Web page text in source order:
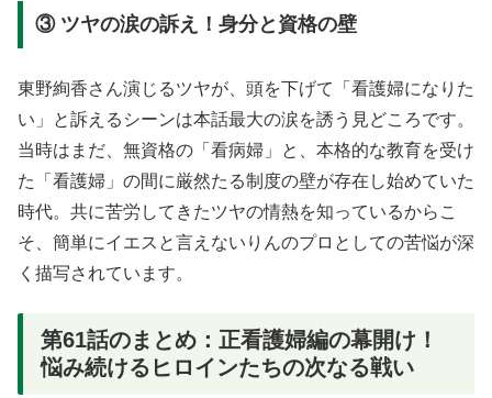
③ ツヤの涙の訴え！身分と資格の壁
東野絢香さん演じるツヤが、頭を下げて「看護婦になりた
い」と訴えるシーンは本話最大の涙を誘う見どころです。
当時はまだ、無資格の「看病婦」と、本格的な教育を受け
た「看護婦」の間に厳然たる制度の壁が存在し始めていた
時代。共に苦労してきたツヤの情熱を知っているからこ
そ、簡単にイエスと言えないりんのプロとしての苦悩が深
く描写されています。
第61話のまとめ：正看護婦編の幕開け！
悩み続けるヒロインたちの次なる戦い